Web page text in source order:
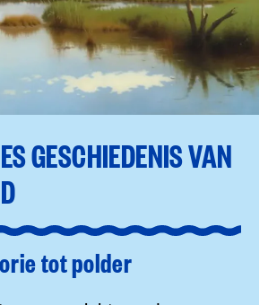
GESCHIEDENIS VAN
tot polder